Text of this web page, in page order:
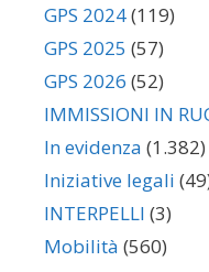
GPS 2024(119)
GPS 2025 (57)
GPS 2026 (52)
IMMISSIONI IN
In evidenza (1.382)
Iniziative legali
INTERPELLI (3)
Mobilità (560)